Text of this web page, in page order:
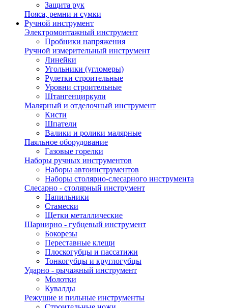
Защита рук
Пояса, ремни и сумки
Ручной инструмент
Электромонтажный инструмент
Пробники напряжения
Ручной измерительный инструмент
Линейки
Угольники (угломеры)
Рулетки строительные
Уровни строительные
Штангенциркули
Малярный и отделочный инструмент
Кисти
Шпатели
Валики и ролики малярные
Паяльное оборудование
Газовые горелки
Наборы ручных инструментов
Наборы автоинструментов
Наборы столярно-слесарного инструмента
Слесарно - столярный инструмент
Напильники
Стамески
Щетки металлические
Шарнирно - губцевый инструмент
Бокорезы
Переставные клещи
Плоскогубцы и пассатижи
Тонкогубцы и круглогубцы
Ударно - рычажный инструмент
Молотки
Кувалды
Режушие и пильные инструменты